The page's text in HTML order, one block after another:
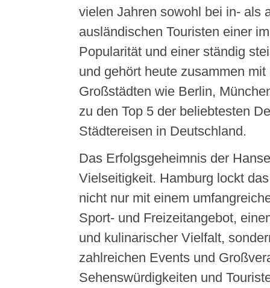
vielen Jahren sowohl bei in- als
ausländischen Touristen einer
Popularität und einer ständig
und gehört heute zusammen mit
Großstädten wie Berlin,
zu den Top 5 der beliebtesten
Städtereisen in Deutschland.
Das Erfolgsgeheimnis der
Vielseitigkeit. Hamburg lockt
nicht nur mit einem
Sport- und Freizeitangebot,
und kulinarischer Vielfalt,
zahlreichen Events und
Sehenswürdigkeiten und